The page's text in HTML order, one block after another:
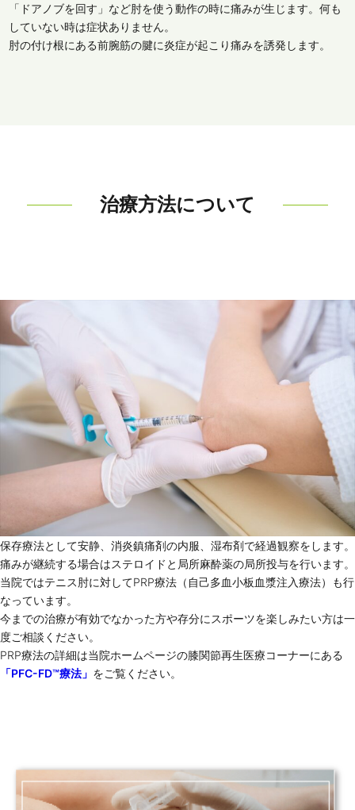
「ドアノブを回す」など肘を使う動作の時に痛みが生じます。何も
していない時は症状ありません。
肘の付け根にある前腕筋の腱に炎症が起こり痛みを誘発します。
治療方法について
保存療法として安静、消炎鎮痛剤の内服、湿布剤で経過観察をします。
痛みが継続する場合はステロイドと局所麻酔薬の局所投与を行います。
当院ではテニス肘に対してPRP療法（自己多血小板血漿注入療法）も行
なっています。
今までの治療が有効でなかった方や存分にスポーツを楽しみたい方は一
度ご相談ください。
PRP療法の詳細は当院ホームページの膝関節再生医療コーナーにある
「PFC-FD™️療法」 をご覧ください。